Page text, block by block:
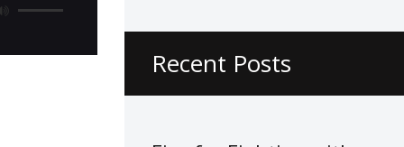
les
pour
Recent Posts